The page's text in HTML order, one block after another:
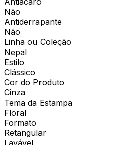
Não
Antiderrapante
Não
Linha ou Coleção
Nepal
Estilo
Clássico
Cor do Produto
Cinza
Tema da Estampa
Floral
Formato
Retangular
Lavável